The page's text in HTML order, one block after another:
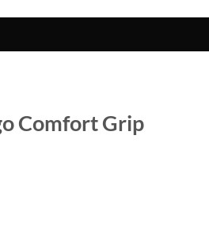
Comfort Grip